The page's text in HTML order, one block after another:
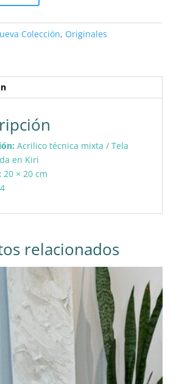
Colección, Originales
Acrilico técnica mixta / Tela
en Kiri
20 × 20 cm
relacionados